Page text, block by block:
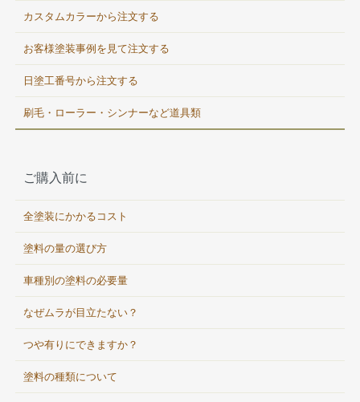
カスタムカラーから注文する
お客様塗装事例を見て注文する
日塗工番号から注文する
刷毛・ローラー・シンナーなど道具類
ご購入前に
全塗装にかかるコスト
塗料の量の選び方
車種別の塗料の必要量
なぜムラが目立たない？
つや有りにできますか？
塗料の種類について